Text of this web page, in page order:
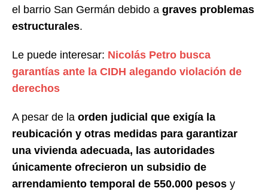
el barrio San Germán debido a graves problemas
estructurales.
Le puede interesar: Nicolás Petro busca
garantías ante la CIDH alegando violación de
derechos
A pesar de la orden judicial que exigía la
reubicación y otras medidas para garantizar
una vivienda adecuada, las autoridades
únicamente ofrecieron un subsidio de
arrendamiento temporal de 550.000 pesos y